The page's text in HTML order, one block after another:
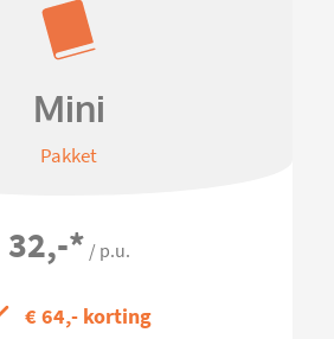
Mini
Pakket
32,-* / p.u.
€ 64,- korting